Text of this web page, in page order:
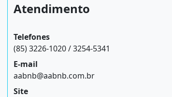
Atendimento
Telefones
(85) 3226-1020 / 3254-5341
E-mail
aabnb@aabnb.com.br
Site